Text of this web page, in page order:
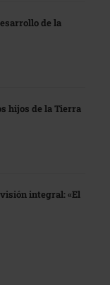
de la
hijos de la Tierra
integral: «El